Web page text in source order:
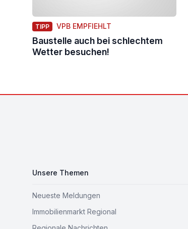
TIPP VPB EMPFIEHLT
Baustelle auch bei schlechtem
Wetter besuchen!
Unsere Themen
Neueste Meldungen
Immobilienmarkt Regional